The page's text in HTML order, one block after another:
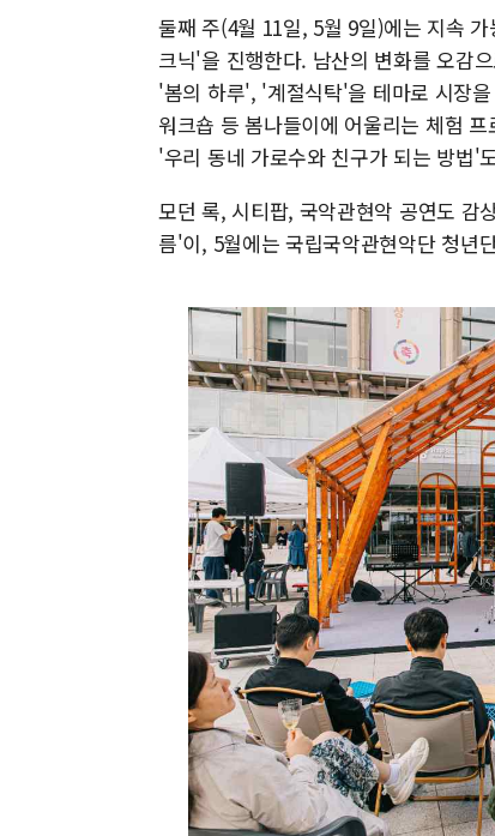
둘째 주(4월 11일, 5월 9일)에는 지속
크닉'을 진행한다. 남산의 변화를 오감
'봄의 하루', '계절식탁'을 테마로 시장
워크숍 등 봄나들이에 어울리는 체험
'우리 동네 가로수와 친구가 되는 방법'
모던 록, 시티팝, 국악관현악 공연도 감
름'이, 5월에는 국립국악관현악단 청년